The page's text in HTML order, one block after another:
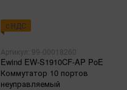
с НДС
Артикул: 99-00018260
Ewind EW-S1910CF-AP PoE
Коммутатор 10 портов
неуправляемый